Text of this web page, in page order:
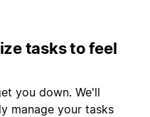
tasks to feel
you down. We'll
manage your tasks